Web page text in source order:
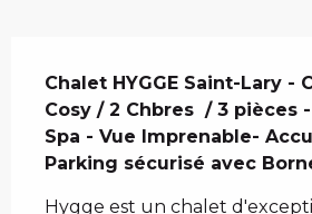
Chalet HYGGE Saint-Lary -
Cosy / 2 Chbres  / 3 pièces
Spa - Vue Imprenable-
Parking sécurisé avec
Hygge est un chalet